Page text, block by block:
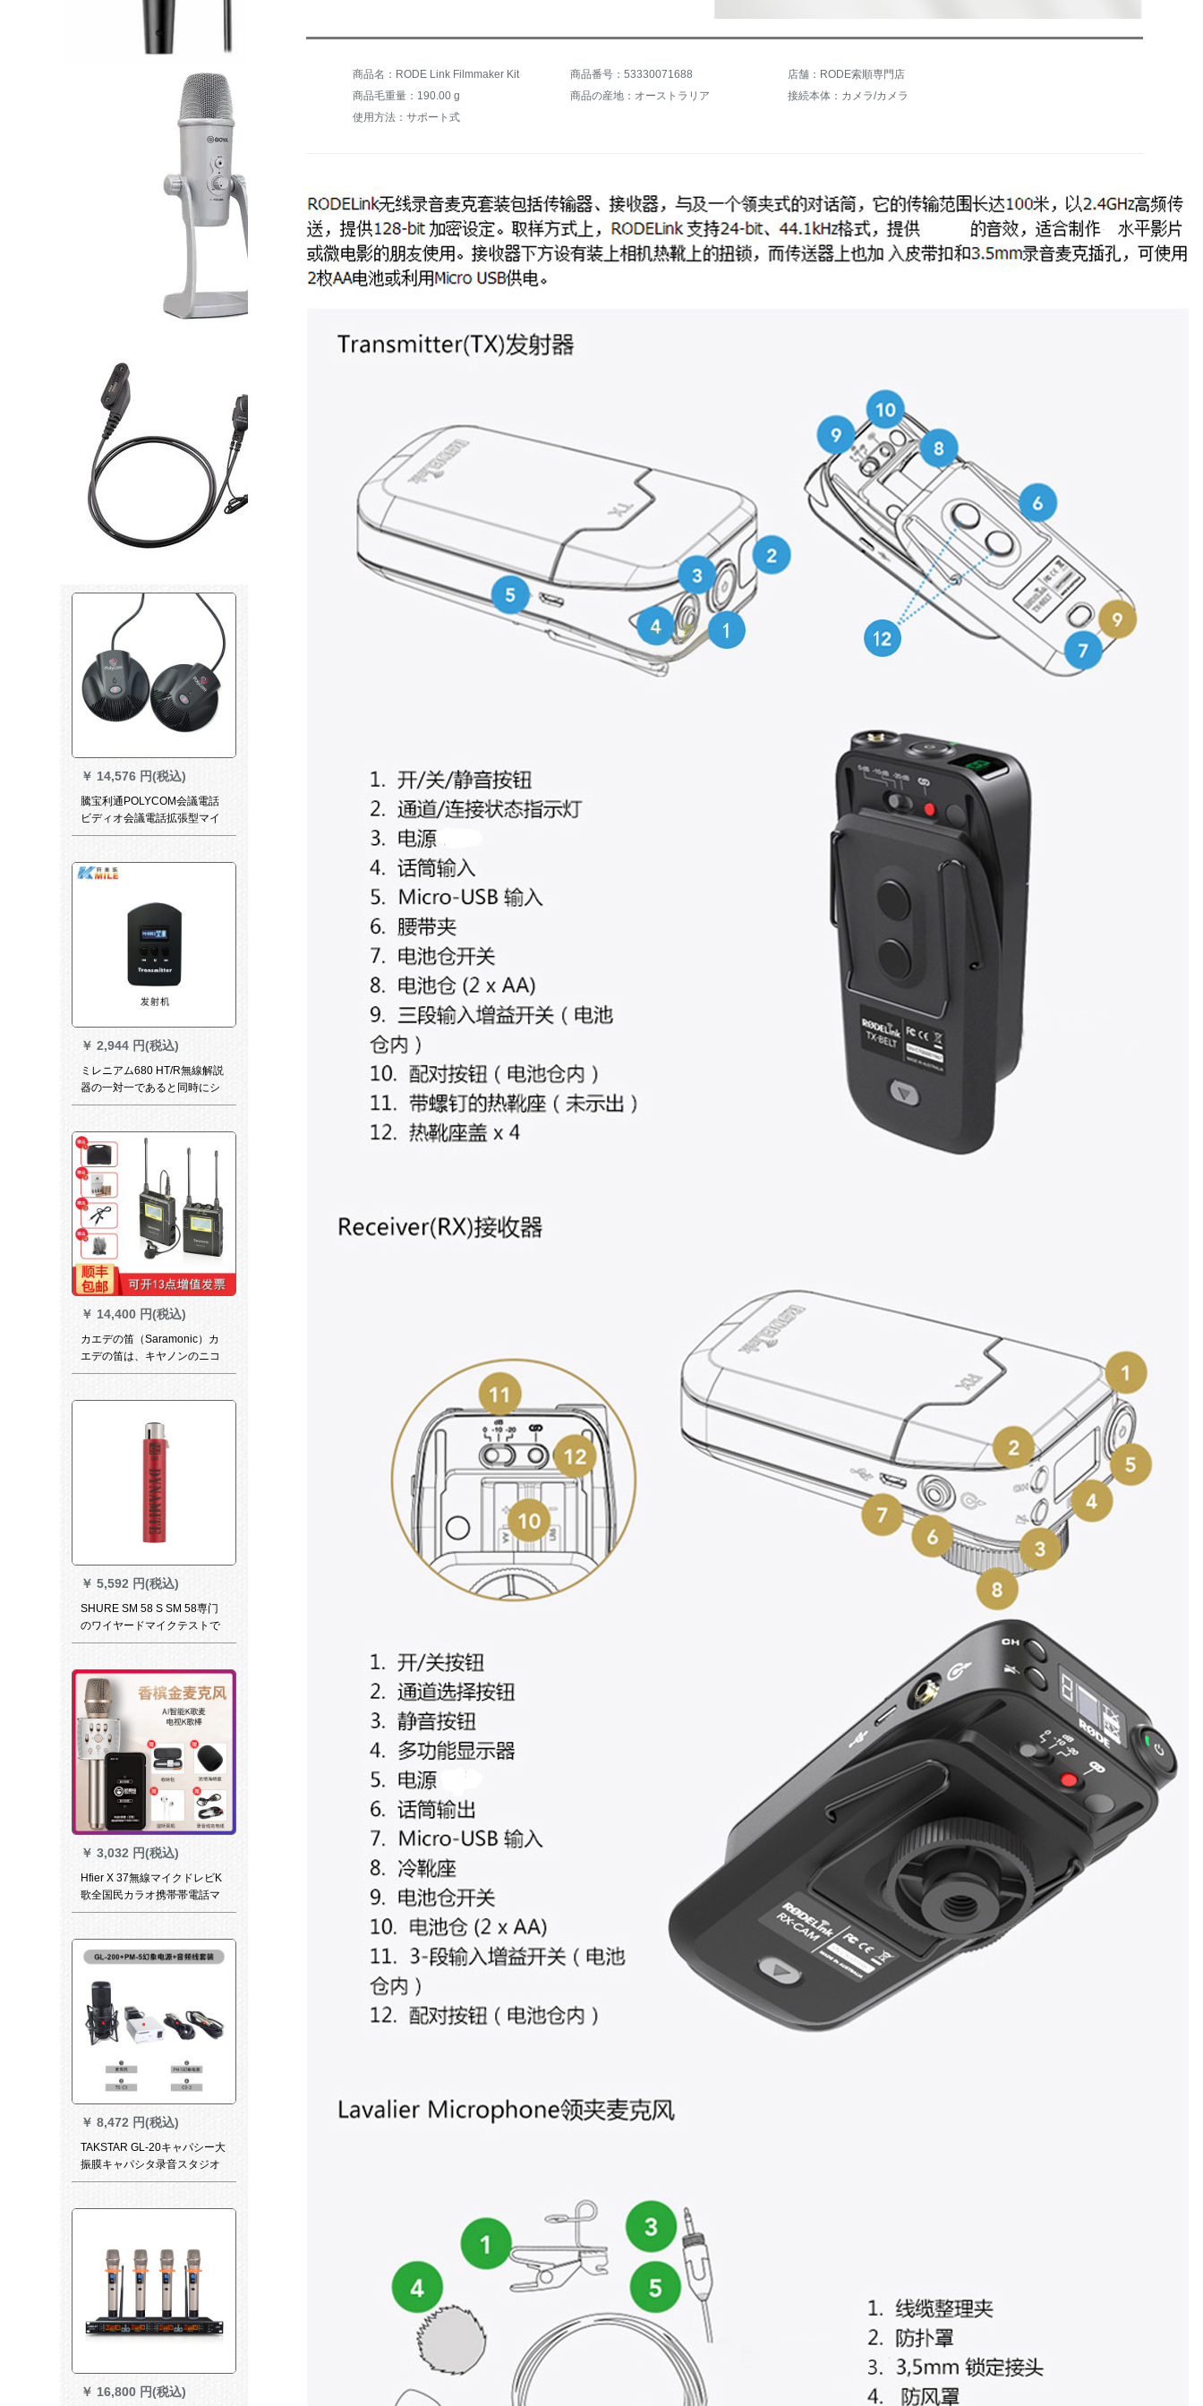
￥ 14,576 円(税込)
騰宝利通POLYCOM会議電話
ビディオ会議電話拡張型マイ
ク
￥ 2,944 円(税込)
ミレニアム680 HT/R無線解説
器の一対一であると同時にシ
ストの接待訪問ガイドチャー
解説イヤホーンKM-680 T送信
機
￥ 14,400 円(税込)
カエデの笛（Saramonic）カ
エデの笛は、キヤノンのニコ
ンの一眼レフの无线の麦ソニ
ました。マイクの携帯电话を
胁します。カエデの笛を生放
￥ 5,592 円(税込)
SHURE SM 58 S SM 58専门
のワイヤードマイクテストで
ギタを弾きます。家庭用KTV
話を放します。（48 Vスライ
ドで電気を供給します。）
￥ 3,032 円(税込)
Hfier X 37無線マイクドレビK
歌全国民カラオ携帯帯電話マ
イク無線Bluetoothマイクラ一
￥ 8,472 円(税込)
TAKSTAR GL-20キャパシー大
振膜キャパシタ录音スタジオ
スタジオスタジオ専用生アフ
￥ 16,800 円(税込)
商品名：RODE Link Filmmaker Kit 商品番号：53330071688
店舗：RODE索順専門店
商品毛重量：190.00 g
商品の産地：オーストラリア
接続本体：カメラ/カメラ
使用方法：サポート式